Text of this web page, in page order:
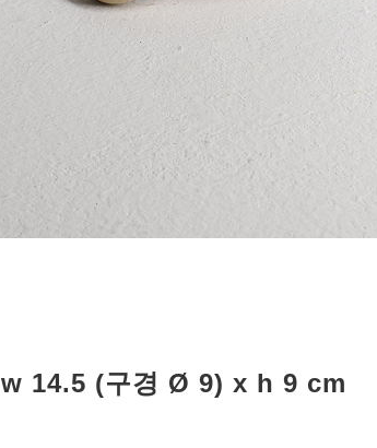
w 14.5 (구경 Ø 9) x h 9 cm